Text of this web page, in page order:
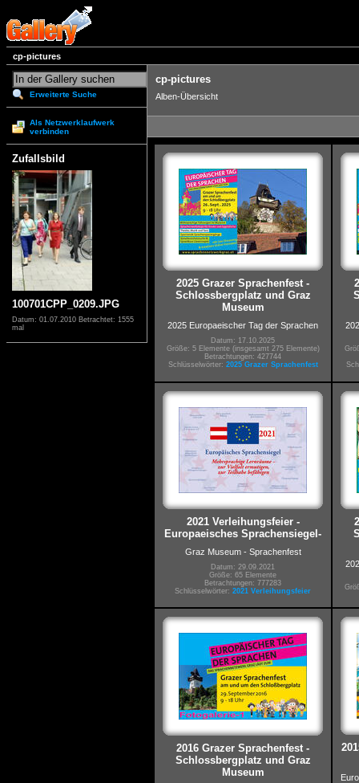
cp-pictures
Erweiterte Suche
Als Netzwerklaufwerk
verbinden
Zufallsbild
100701CPP_0209.JPG
Datum: 01.07.2010 Betrachtet: 1555
mal
cp-pictures
Alben-Übersicht
2025 Grazer Sprachenfest -
Schlossbergplatz und Graz
Museum
2025 Europaeischer Tag der Sprachen
Datum: 17.10.2025
Größe: 5 Elemente (insgesamt 275 Elemente)
Betrachtungen: 427744
Schlüsselwörter: 2025 Grazer Sprachenfest
2021 Verleihungsfeier -
Europaeisches Sprachensiegel-
Graz Museum - Sprachenfest
Datum: 29.09.2021
Größe: 65 Elemente
Betrachtungen: 777283
Schlüsselwörter: 2021 Verleihungsfeier
2016 Grazer Sprachenfest -
Schlossbergplatz und Graz
Museum